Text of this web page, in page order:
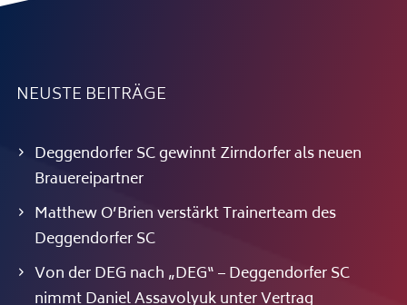
NEUSTE BEITRÄGE
Deggendorfer SC gewinnt Zirndorfer als neuen
Brauereipartner
Matthew O’Brien verstärkt Trainerteam des
Deggendorfer SC
Von der DEG nach „DEG“ – Deggendorfer SC
nimmt Daniel Assavolyuk unter Vertrag